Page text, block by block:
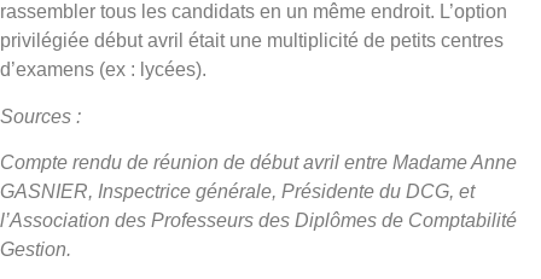
rassembler tous les candidats en un même endroit. L’option
privilégiée début avril était une multiplicité de petits centres
d’examens (ex : lycées).
Sources :
Compte rendu de réunion de début avril entre Madame Anne
GASNIER, Inspectrice générale, Présidente du DCG, et
l’Association des Professeurs des Diplômes de Comptabilité
Gestion.